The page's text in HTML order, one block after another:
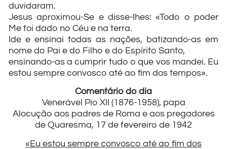
duvidaram.
Jesus aproximou-Se e disse-lhes: «Todo o poder
Me foi dado no Céu e na terra.
Ide e ensinai todas as nações, batizando-as em
nome do Pai e do Filho e do Espírito Santo,
ensinando-as a cumprir tudo o que vos mandei. Eu
estou sempre convosco até ao fim dos tempos».
Comentário do dia
Venerável Pio XII (1876-1958), papa
Alocução aos padres de Roma e aos pregadores
de Quaresma, 17 de fevereiro de 1942
«Eu estou sempre convosco até ao fim dos